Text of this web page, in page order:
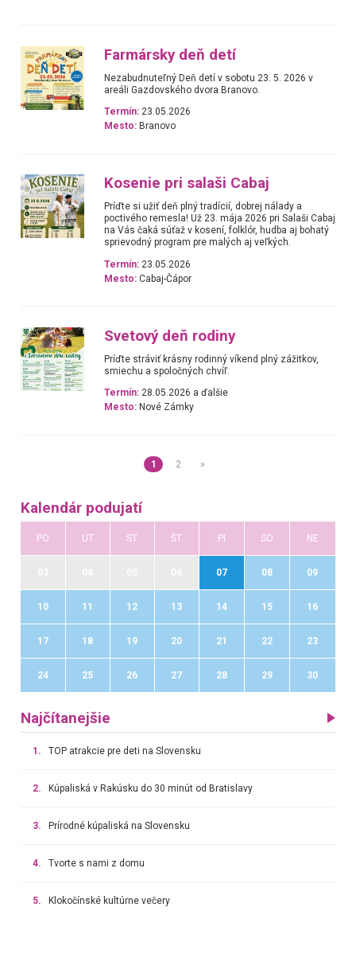
Farmársky deň detí
Nezabudnuteľný Deň detí v sobotu 23. 5. 2026 v
areáli Gazdovského dvora Branovo.
Termín: 23.05.2026
Mesto: Branovo
Kosenie pri salaši Cabaj
Príďte si užiť deň plný tradícií, dobrej nálady a
poctivého remesla! Už 23. mája 2026 pri Salaši Cabaj
na Vás čaká súťaž v kosení, folklór, hudba aj bohatý
sprievodný program pre malých aj veľkých.
Termín: 23.05.2026
Mesto: Cabaj-Čápor
Svetový deň rodiny
Príďte stráviť krásny rodinný víkend plný zážitkov,
smiechu a spoločných chvíľ.
Termín: 28.05.2026 a ďalšie
Mesto: Nové Zámky
1 2 »
Kalendár podujatí
PO UT ST ŠT PI SO NE
07 08 09
10 11 12 13 14 15 16
17 18 19 20 21 22 23
24 25 26 27 28 29 30
Najčítanejšie
1. TOP atrakcie pre deti na Slovensku
2. Kúpaliská v Rakúsku do 30 minút od Bratislavy
3. Prírodné kúpaliská na Slovensku
4. Tvorte s nami z domu
5. Klokočínské kultúrne večery